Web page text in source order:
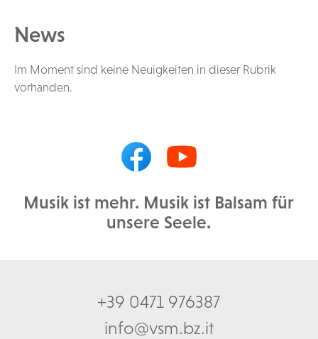
News
Im Moment sind keine Neuigkeiten in dieser Rubrik
vorhanden.
Musik ist mehr. Musik ist Balsam für
unsere Seele.
+39 0471 976387
info@vsm.bz.it